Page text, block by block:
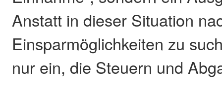
Anstatt in dieser Situation
Einsparmöglichkeiten zu
nur ein, die Steuern und